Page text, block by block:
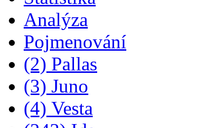
Analýza
Pojmenování
(2) Pallas
(3) Juno
(4) Vesta